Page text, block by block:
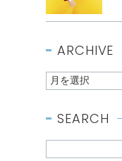
ARCHIVE
SEARCH